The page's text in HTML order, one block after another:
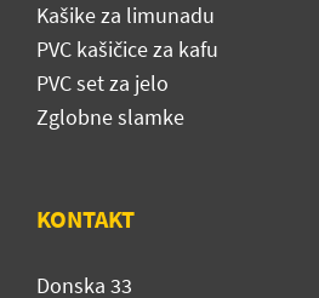
Kašike za limunadu
PVC kašičice za kafu
PVC set za jelo
Zglobne slamke
KONTAKT
Donska 33